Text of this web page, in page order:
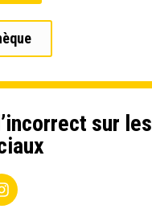
sur les